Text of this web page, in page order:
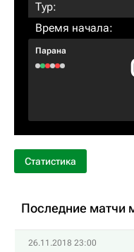
Тур:
Время начала:
Парана
Статистика
Последние матчи
26.11.2018 23:00